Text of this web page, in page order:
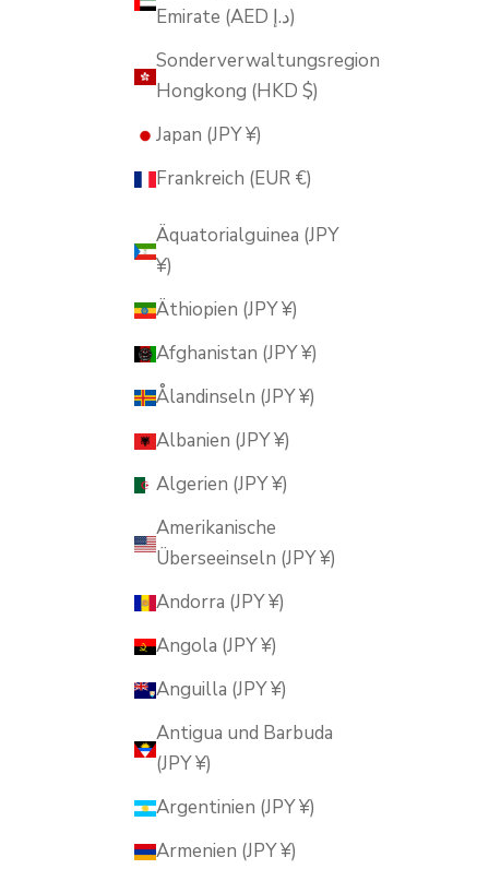
Emirate (AED د.إ)
Sonderverwaltungsregion
Hongkong (HKD $)
Japan (JPY ¥)
Frankreich (EUR €)
Äquatorialguinea (JPY
¥)
Äthiopien (JPY ¥)
Afghanistan (JPY ¥)
Ålandinseln (JPY ¥)
Albanien (JPY ¥)
Algerien (JPY ¥)
Amerikanische
Überseeinseln (JPY ¥)
Andorra (JPY ¥)
Angola (JPY ¥)
Anguilla (JPY ¥)
Antigua und Barbuda
(JPY ¥)
Argentinien (JPY ¥)
Armenien (JPY ¥)